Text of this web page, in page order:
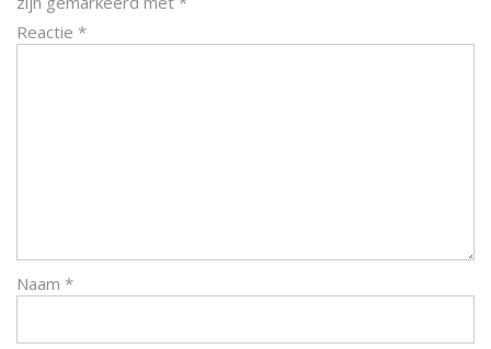
Reactie *
Naam *